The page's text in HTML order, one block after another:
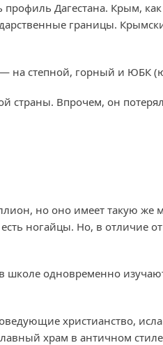
Дагестана. Крым,
границы.
на степной, горный и ЮБК
страны. Впрочем, он
но оно имеет такую же
ногайцы. Но, в отличие
школе одновременно
христианство,
храм в античном